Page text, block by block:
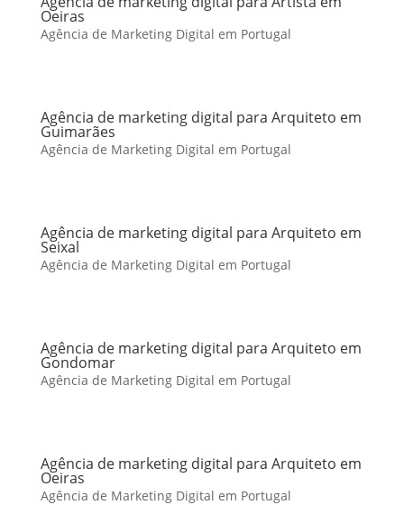
Oeiras
Agência de Marketing Digital em Portugal
Agência de marketing digital para Arquiteto em
Guimarães
Agência de Marketing Digital em Portugal
Agência de marketing digital para Arquiteto em
Seixal
Agência de Marketing Digital em Portugal
Agência de marketing digital para Arquiteto em
Gondomar
Agência de Marketing Digital em Portugal
Agência de marketing digital para Arquiteto em
Oeiras
Agência de Marketing Digital em Portugal